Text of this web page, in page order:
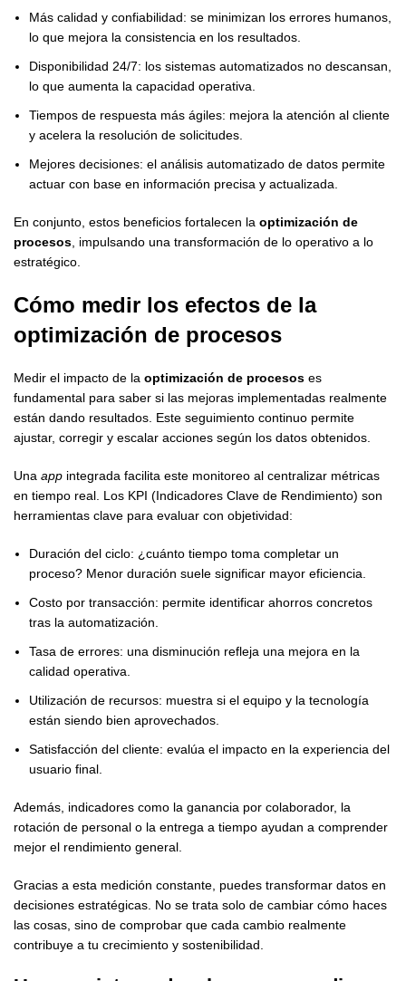
Más calidad y confiabilidad: se minimizan los errores humanos,
lo que mejora la consistencia en los resultados.
Disponibilidad 24/7: los sistemas automatizados no descansan,
lo que aumenta la capacidad operativa.
Tiempos de respuesta más ágiles: mejora la atención al cliente
y acelera la resolución de solicitudes.
Mejores decisiones: el análisis automatizado de datos permite
actuar con base en información precisa y actualizada.
En conjunto, estos beneficios fortalecen la optimización de
procesos , impulsando una transformación de lo operativo a lo
estratégico.
Cómo medir los efectos de la
optimización de procesos
Medir el impacto de la optimización de procesos es
fundamental para saber si las mejoras implementadas realmente
están dando resultados. Este seguimiento continuo permite
ajustar, corregir y escalar acciones según los datos obtenidos.
Una app integrada facilita este monitoreo al centralizar métricas
en tiempo real. Los KPI (Indicadores Clave de Rendimiento) son
herramientas clave para evaluar con objetividad:
Duración del ciclo: ¿cuánto tiempo toma completar un
proceso? Menor duración suele significar mayor eficiencia.
Costo por transacción: permite identificar ahorros concretos
tras la automatización.
Tasa de errores: una disminución refleja una mejora en la
calidad operativa.
Utilización de recursos: muestra si el equipo y la tecnología
están siendo bien aprovechados.
Satisfacción del cliente: evalúa el impacto en la experiencia del
usuario final.
Además, indicadores como la ganancia por colaborador, la
rotación de personal o la entrega a tiempo ayudan a comprender
mejor el rendimiento general.
Gracias a esta medición constante, puedes transformar datos en
decisiones estratégicas. No se trata solo de cambiar cómo haces
las cosas, sino de comprobar que cada cambio realmente
contribuye a tu crecimiento y sostenibilidad.